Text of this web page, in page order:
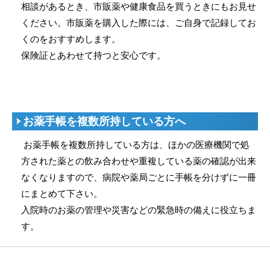
相談があるとき、市販薬や健康食品を買うときにもお見せ
ください。市販薬を購入した際には、ご自身で記録してお
くのをおすすめします。
保険証とあわせて持つと安心です。
お薬手帳を複数所持している方へ
お薬手帳を複数所持している方は、ほかの医療機関で処
方された薬との飲み合わせや重複している薬の確認が出来
なくなりますので、病院や薬局ごとに手帳を分けずに一冊
にまとめて下さい。
入院時のお薬の管理や災害などの緊急時の備えに役立ちま
す。